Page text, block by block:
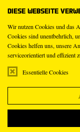
Diese Webseite
Wir nutzen Cookies und das
Cookies sind unentbehrlich,
Cookies helfen uns, unsere
serviceorientiert und effizient
Essentielle Cookies